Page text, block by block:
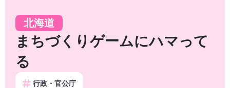
北海道
まちづくりゲームにハマって
る
行政・官公庁